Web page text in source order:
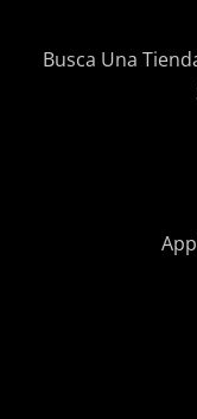
Busca Una